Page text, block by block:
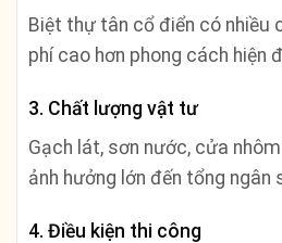
Biệt thự tân cổ điển có nhiều
phí cao hơn phong cách hiện
3. Chất lượng vật tư
Gạch lát, sơn nước, cửa
ảnh hưởng lớn đến tổng ngân
4. Điều kiện thi công